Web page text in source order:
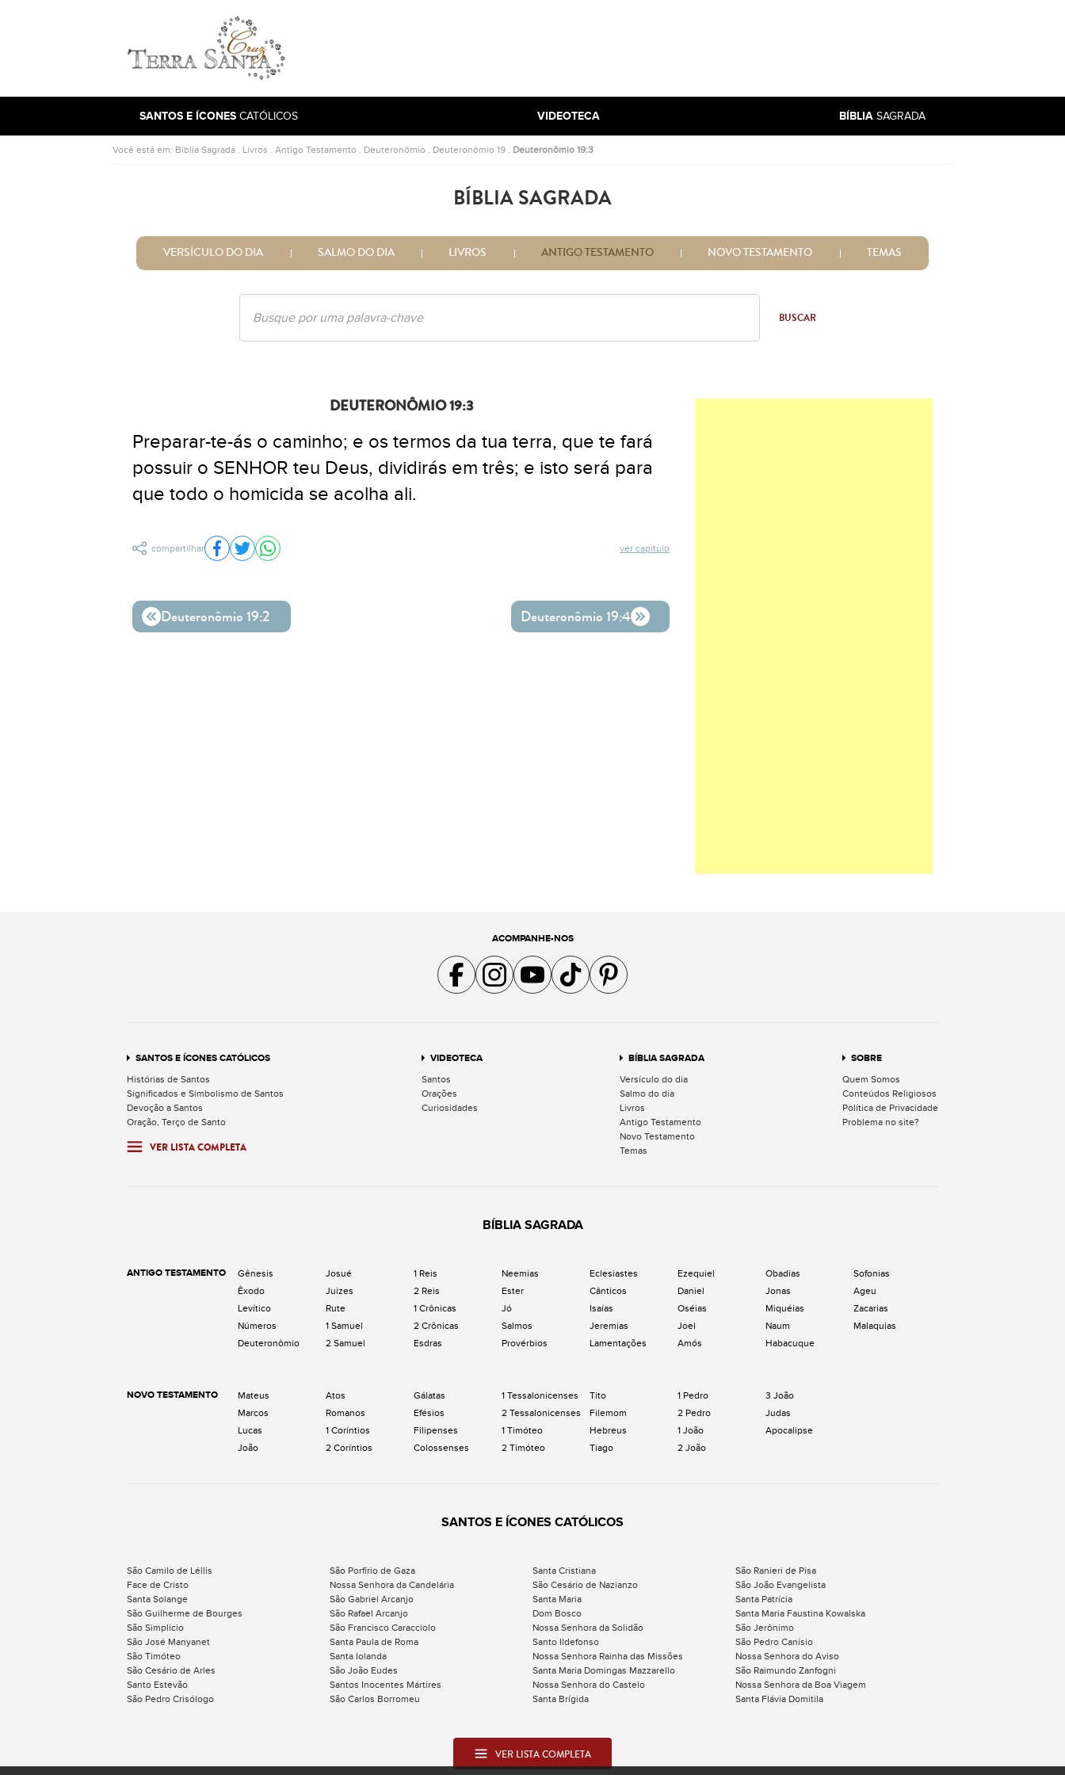
Ir para a página inicial
SANTOS E ÍCONES CATÓLICOS VIDEOTECA BÍBLIA SAGRADA
Você está em: Bíblia Sagrada . Livros . Antigo Testamento . Deuteronômio . Deuteronômio 19 . Deuteronômio 19:3
BÍBLIA SAGRADA
VERSÍCULO DO DIA SALMO DO DIA LIVROS ANTIGO TESTAMENTO NOVO TESTAMENTO TEMAS
BUSCAR
DEUTERONÔMIO 19:3
Preparar-te-ás o caminho; e os termos da tua terra, que te fará
possuir o SENHOR teu Deus, dividirás em três; e isto será para
que todo o homicida se acolha ali.
ver capítulo
compartilhar Compartilhar no Facebook
Compartilhar no Twitter
Compartilhar no WhatsApp
Deuteronômio 19:2 Deuteronômio 19:4
ACOMPANHE-NOS
Acompanhe a gente no Facebook
Acompanhe a gente no Instagram
Acompanhe a gente no YouTube
Acompanhe a gente no TikTok
Acompanhe a gente no Pinterest
SANTOS E ÍCONES CATÓLICOS
Histórias de Santos
Significados e Simbolismo de Santos
Devoção a Santos
Oração, Terço de Santo
VER LISTA COMPLETA
VIDEOTECA
Santos
Orações
Curiosidades
BÍBLIA SAGRADA
Versículo do dia
Salmo do dia
Livros
Antigo Testamento
Novo Testamento
Temas
SOBRE
Quem Somos
Conteúdos Religiosos
Política de Privacidade
Problema no site?
BÍBLIA SAGRADA
ANTIGO TESTAMENTO
Gênesis
Êxodo
Levítico
Números
Deuteronômio
Josué
Juizes
Rute
1 Samuel
2 Samuel
1 Reis
2 Reis
1 Crônicas
2 Crônicas
Esdras
Neemias
Ester
Jó
Salmos
Provérbios
Eclesiastes
Cânticos
Isaías
Jeremias
Lamentações
Ezequiel
Daniel
Oséias
Joel
Amós
Obadias
Jonas
Miquéias
Naum
Habacuque
Sofonias
Ageu
Zacarias
Malaquias
NOVO TESTAMENTO
Mateus
Marcos
Lucas
João
Atos
Romanos
1 Coríntios
2 Coríntios
Gálatas
Efésios
Filipenses
Colossenses
1 Tessalonicenses
2 Tessalonicenses
1 Timóteo
2 Timóteo
Tito
Filemom
Hebreus
Tiago
1 Pedro
2 Pedro
1 João
2 João
3 João
Judas
Apocalipse
SANTOS E ÍCONES CATÓLICOS
São Camilo de Léllis São Porfírio de Gaza Santa Cristiana
São Ranieri de Pisa
Face de Cristo
Nossa Senhora da Candelária São Cesário de Nazianzo
São João Evangelista
Santa Solange
São Gabriel Arcanjo Santa Maria
Santa Patrícia
São Guilherme de Bourges
São Rafael Arcanjo Dom Bosco
Santa Maria Faustina Kowalska
São Simplício
São Francisco Caracciolo Nossa Senhora da Solidão
São Jerônimo
São José Manyanet
Santa Paula de Roma Santo Ildefonso
São Pedro Canísio
São Timóteo
Santa Iolanda Nossa Senhora Rainha das Missões
Nossa Senhora do Aviso
São Cesário de Arles
São João Eudes Santa Maria Domingas Mazzarello
São Raimundo Zanfogni
Santo Estevão
Santos Inocentes Mártires Nossa Senhora do Castelo
Nossa Senhora da Boa Viagem
São Pedro Crisólogo
São Carlos Borromeu Santa Brígida Santa Flávia Domitila
VER LISTA COMPLETA